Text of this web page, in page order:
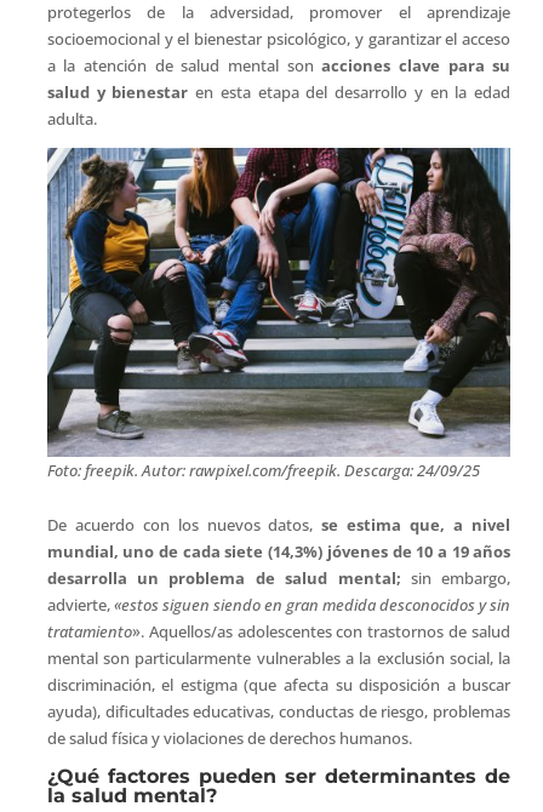
protegerlos de la adversidad, promover el aprendizaje
socioemocional y el bienestar psicológico, y garantizar el acceso
a la atención de salud mental sonacciones clave para su
salud y bienestar en esta etapa del desarrollo y en la edad
adulta.
Foto: freepik. Autor: rawpixel.com/freepik. Descarga: 24/09/25
De acuerdo con los nuevos datos,se estima que, a nivel
mundial, uno de cada siete (14,3%) jóvenes de 10 a 19 años
desarrolla un problema de salud mental; sin embargo,
advierte,«estos siguen siendo en gran medida desconocidos y sin
tratamiento». Aquellos/as adolescentes con trastornos de salud
mental son particularmente vulnerables a la exclusión social, la
discriminación, el estigma (que afecta su disposición a buscar
ayuda), dificultades educativas, conductas de riesgo, problemas
de salud física y violaciones de derechos humanos.
¿Qué factores pueden ser determinantes de
la salud mental?